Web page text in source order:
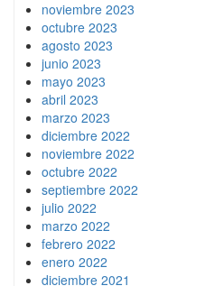
noviembre 2023
octubre 2023
agosto 2023
junio 2023
mayo 2023
abril 2023
marzo 2023
diciembre 2022
noviembre 2022
octubre 2022
septiembre 2022
julio 2022
marzo 2022
febrero 2022
enero 2022
diciembre 2021